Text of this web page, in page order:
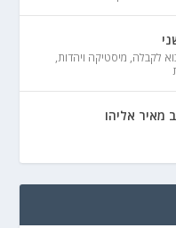
לקבלה, מיסטיקה ויהדות,
אליהו